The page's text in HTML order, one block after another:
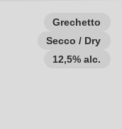
Grechetto
Secco / Dry
12,5% alc.